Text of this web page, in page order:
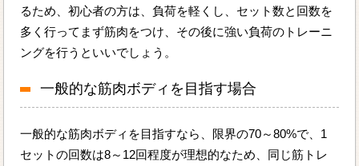
るため、初心者の方は、負荷を軽くし、セット数と回数を
多く行ってまず筋肉をつけ、その後に強い負荷のトレーニ
ングを行うといいでしょう。
一般的な筋肉ボディを目指す場合
一般的な筋肉ボディを目指すなら、限界の70～80%で、1
セットの回数は8～12回程度が理想的なため、同じ筋トレ